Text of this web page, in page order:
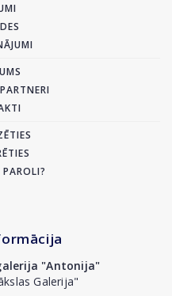
"Antonija"
Galerija"